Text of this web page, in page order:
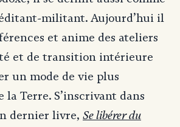
militant. Aujourd’hui il
et anime des ateliers
et de transition intérieure
un mode de vie plus
la Terre. S’inscrivant dans
dernier livre, Se libérer du